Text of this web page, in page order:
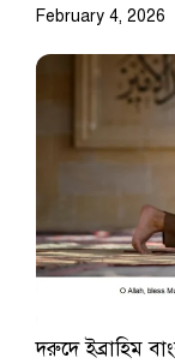
February 4, 2026
দরুদে ইব্রাহিম